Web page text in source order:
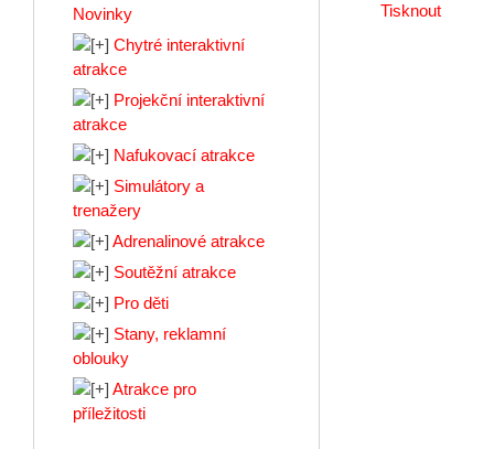
Tisknout
Novinky
Chytré interaktivní
atrakce
Projekční interaktivní
atrakce
Nafukovací atrakce
Simulátory a
trenažery
Adrenalinové atrakce
Soutěžní atrakce
Pro děti
Stany, reklamní
oblouky
Atrakce pro
příležitosti